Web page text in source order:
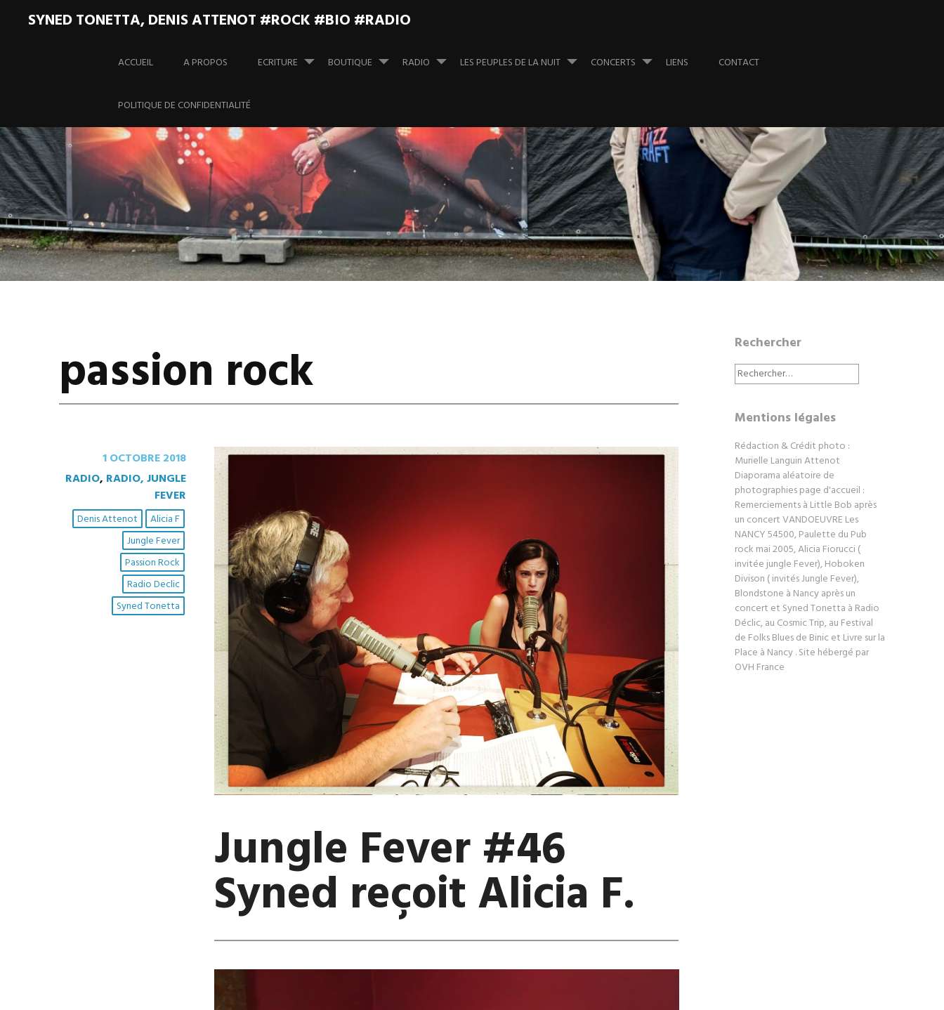
SYNED TONETTA, DENIS ATTENOT #ROCK #BIO #RADIO
au
ACCUEIL A PROPOS ECRITURE BOUTIQUE RADIO LES PEUPLES DE LA NUIT CONCERTS LIENS CONTACT
POLITIQUE DE CONFIDENTIALITÉ
passion rock
1 OCTOBRE 2018
RADIO, RADIO, JUNGLE
FEVER
Alicia F
Denis Attenot
Jungle Fever
Passion Rock
Radio Declic
Syned Tonetta
Jungle Fever #46
Syned reçoit Alicia F.
Rechercher
Rechercher :
Mentions légales
Rédaction & Crédit photo :
Murielle Languin Attenot
Diaporama aléatoire de
photographies page d'accueil :
Remerciements à Little Bob après
un concert VANDOEUVRE Les
NANCY 54500, Paulette du Pub
rock mai 2005, Alicia Fiorucci (
invitée jungle Fever), Hoboken
Divison ( invités Jungle Fever),
Blondstone à Nancy après un
concert et Syned Tonetta à Radio
Déclic, au Cosmic Trip, au Festival
de Folks Blues de Binic et Livre sur la
Place à Nancy . Site hébergé par
OVH France